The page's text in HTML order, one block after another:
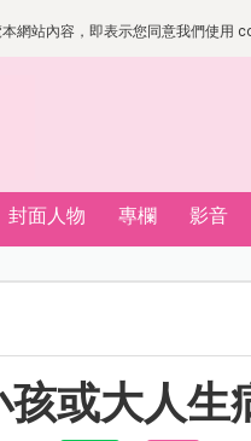
網站內容，即表示您同意我們使用
封面人物 專欄 影音
或大人生